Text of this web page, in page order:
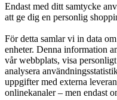
Endast med ditt samtycke
att ge dig en personlig
För detta samlar vi in data
enheter. Denna information
vår webbplats, visa
analysera
uppgifter med externa
onlinekanaler – men endast